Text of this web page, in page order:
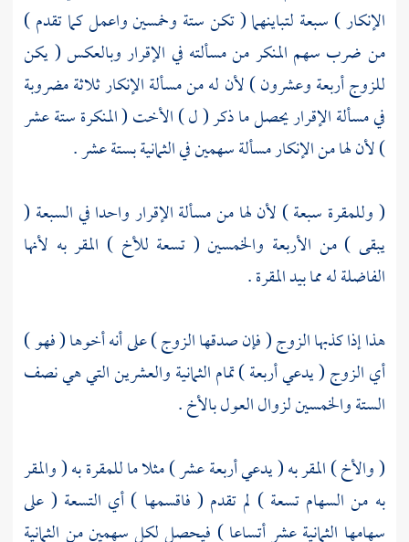
الإنكار ) سبعة لتباينهما ( تكن ستة وخمسين واعمل كما تقدم )
من ضرب سهم المنكر من مسألته في الإقرار وبالعكس ( يكن
للزوج أربعة وعشرون ) لأن له من مسألة الإنكار ثلاثة مضروبة
في مسألة الإقرار يحصل ما ذكر ( ل ) الأخت ( المنكرة ستة عشر
) لأن لها من الإنكار مسألة سهمين في الثمانية بستة عشر .
( وللمقرة سبعة ) لأن لها من مسألة الإقرار واحدا في السبعة (
يبقى ) من الأربعة والخمسين ( تسعة للأخ ) المقر به لأنها
الفاضلة له مما بيد المقرة .
هذا إذا كذبها الزوج ( فإن صدقها الزوج ) على أنه أخوها ( فهو )
أي الزوج ( يدعي أربعة ) تمام الثمانية والعشرين التي هي نصف
الستة والخمسين لزوال العول بالأخ .
( والأخ ) المقر به ( يدعي أربعة عشر ) مثلا ما للمقرة به ( والمقر
به من السهام تسعة ) لم تقدم ( فاقسمها ) أي التسعة ( على
سهامها الثمانية عشر أتساعا ) فيحصل لكل سهمين من الثمانية